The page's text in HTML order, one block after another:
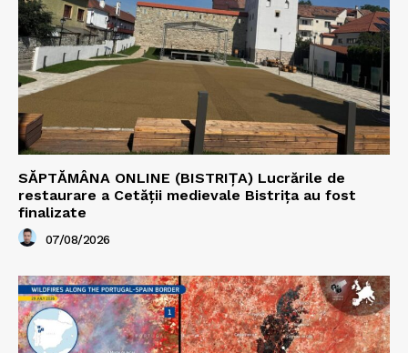
SĂPTĂMÂNA ONLINE (BISTRIȚA) Lucrările de
restaurare a Cetăţii medievale Bistriţa au fost
finalizate
07/08/2026